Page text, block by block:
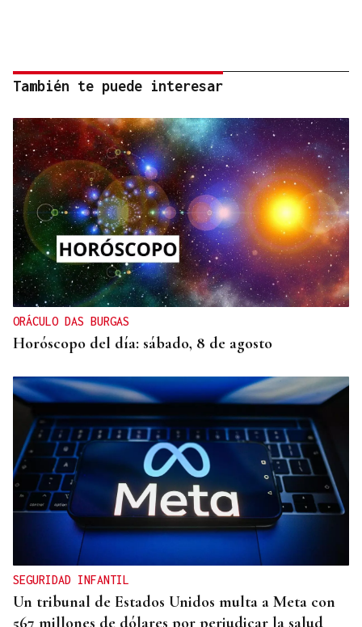
También te puede interesar
ORÁCULO DAS BURGAS
Horóscopo del día: sábado, 8 de agosto
SEGURIDAD INFANTIL
Un tribunal de Estados Unidos multa a Meta con